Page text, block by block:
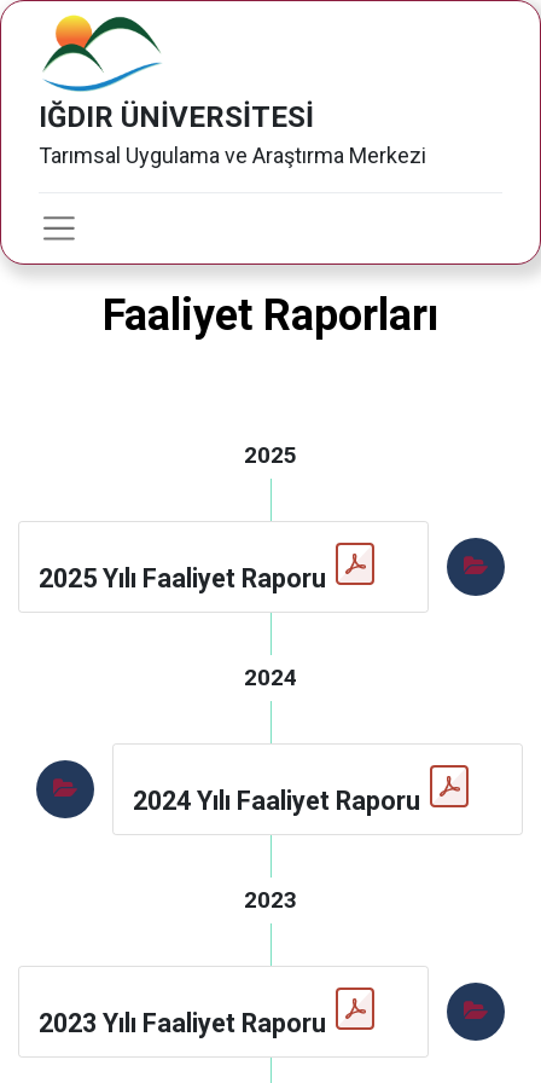
IĞDIR ÜNİVERSİTESİ
Tarımsal Uygulama ve Araştırma Merkezi
Faaliyet Raporları
2025
2025 Yılı Faaliyet Raporu
2024
2024 Yılı Faaliyet Raporu
2023
2023 Yılı Faaliyet Raporu